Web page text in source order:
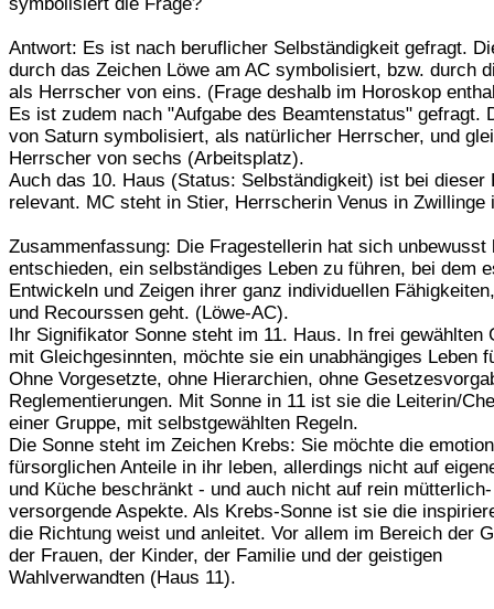
Antwort: Es ist nach beruflicher Selbständigkeit gefragt.
durch das Zeichen Löwe am AC symbolisiert, bzw. durch
als Herrscher von eins. (Frage deshalb im Horoskop
Es ist zudem nach "Aufgabe des Beamtenstatus" gefragt.
von Saturn symbolisiert, als natürlicher Herrscher, und
Herrscher von sechs (Arbeitsplatz).
Auch das 10. Haus (Status: Selbständigkeit) ist bei dieser
relevant. MC steht in Stier, Herrscherin Venus in Zwillinge
Zusammenfassung: Die Fragestellerin hat sich unbewusst
entschieden, ein selbständiges Leben zu führen, bei dem
Entwickeln und Zeigen ihrer ganz individuellen
und Recourssen geht. (Löwe-AC).
Ihr Signifikator Sonne steht im 11. Haus. In frei gewählten
mit Gleichgesinnten, möchte sie ein unabhängiges Leben
Ohne Vorgesetzte, ohne Hierarchien, ohne
Reglementierungen. Mit Sonne in 11 ist sie die Leiterin/
einer Gruppe, mit selbstgewählten Regeln.
Die Sonne steht im Zeichen Krebs: Sie möchte die
fürsorglichen Anteile in ihr leben, allerdings nicht auf
und Küche beschränkt - und auch nicht auf rein mütterlich-
versorgende Aspekte. Als Krebs-Sonne ist sie die
die Richtung weist und anleitet. Vor allem im Bereich der
der Frauen, der Kinder, der Familie und der geistigen
Wahlverwandten (Haus 11).